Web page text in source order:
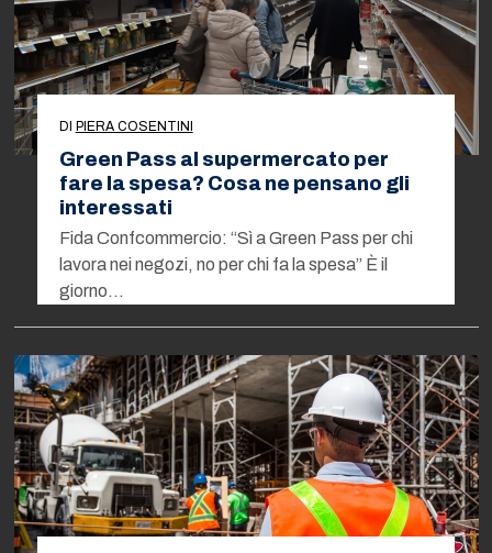
DI PIERA COSENTINI
Green Pass al supermercato per
fare la spesa? Cosa ne pensano gli
interessati
Fida Confcommercio: “Sì a Green Pass per chi
lavora nei negozi, no per chi fa la spesa” È il
giorno…